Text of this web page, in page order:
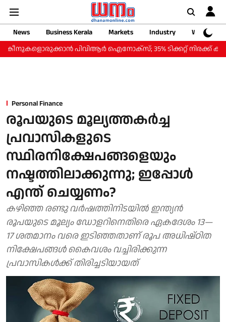
News Business Kerala Markets Industry
Web
പിവിആര്‍ ഐനോക്‌സ്; 35% ടിക്കറ്റ് നിരക്ക് കുറവില്‍
Personal Finance
രൂപയുടെ മൂല്യത്തകർച്ച
പ്രവാസികളുടെ
സ്ഥിരനിക്ഷേപങ്ങളെയും
നഷ്ടത്തിലാക്കുന്നു; ഇപ്പോൾ
എന്ത് ചെയ്യണം?
കഴിഞ്ഞ രണ്ടു വർഷത്തിനിടയിൽ ഇന്ത്യൻ
രൂപയുടെ മൂല്യം ഡോളറിനെതിരെ ഏകദേശം 13—
17 ശതമാനം വരെ ഇടിഞ്ഞതാണ് രൂപ അധിഷ്ഠിത
നിക്ഷേപങ്ങൾ കൈവശം വച്ചിരിക്കുന്ന
പ്രവാസികൾക്ക് തിരിച്ചടിയായത്